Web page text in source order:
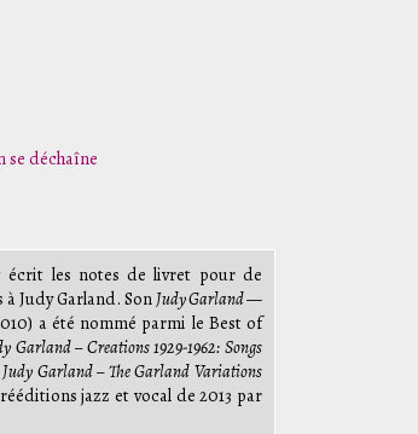
se déchaîne
les notes de livret pour de
Judy Garland. SonJudy Garland —
a été nommé parmi le Best of
Garland – Creations 1929-1962: Songs
Judy Garland – The Garland Variations
jazz et vocal de 2013 par